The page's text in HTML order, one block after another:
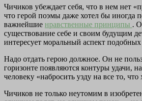
Чичиков убеждает себя, что в нем нет
что герой поэмы даже хотел бы иногда
важнейшие нравственные принципы .
существование себе и своим будущим
интересует моральный аспект
Надо отдать герою должное. Он не
горизонте появляются контуры удачи,
человеку «набросить узду на все то,
Чичиков не только неутомим в